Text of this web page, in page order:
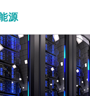
源
型储能温控解决方案
80kW立式储能温控液冷机组
横置式储能温控液冷机组